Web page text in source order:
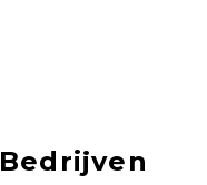
Bedrijven